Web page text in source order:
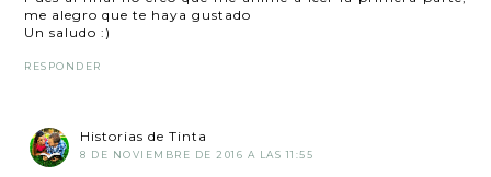
me alegro que te haya gustado
Un saludo :)
RESPONDER
Historias de Tinta
8 DE NOVIEMBRE DE 2016 A LAS 11:55